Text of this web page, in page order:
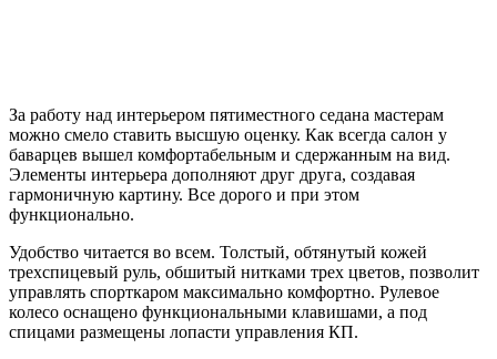
За работу над интерьером пятиместного седана мастерам
можно смело ставить высшую оценку. Как всегда салон у
баварцев вышел комфортабельным и сдержанным на вид.
Элементы интерьера дополняют друг друга, создавая
гармоничную картину. Все дорого и при этом
функционально.
Удобство читается во всем. Толстый, обтянутый кожей
трехспицевый руль, обшитый нитками трех цветов, позволит
управлять спорткаром максимально комфортно. Рулевое
колесо оснащено функциональными клавишами, а под
спицами размещены лопасти управления КП.